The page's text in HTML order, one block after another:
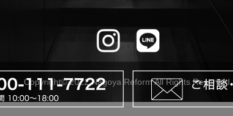
Copyright© 2022 Nagoya Reform All Rights Reserved.